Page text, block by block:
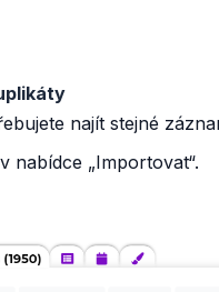
najít stejné
nabídce „Importovat“.